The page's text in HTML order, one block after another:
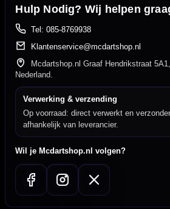
Hulp Nodig? Wij helpen
Tel: 085-8769938
Klantenservice@mcdartshop.nl
Mcdartshop.nl Graaf Hendrikstraat
Nederland.
Verwerking & verzending
Op voorraad: direct verwerkt en
afhankelijk van leverancier.
Wil je Mcdartshop.nl volgen?